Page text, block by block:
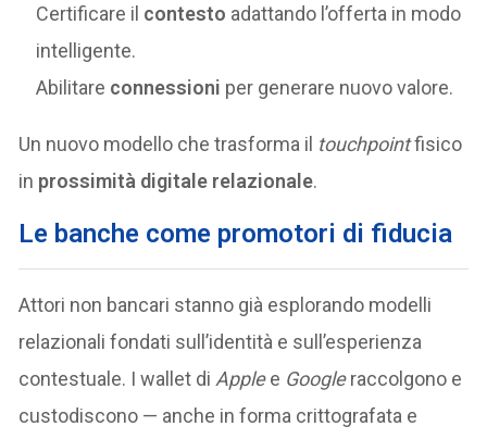
Certificare il contesto adattando l’offerta in modo
intelligente.
Abilitare connessioni per generare nuovo valore.
Un nuovo modello che trasforma il touchpointfisico
in prossimità digitale relazionale.
Le banche come promotori di fiducia
Attori non bancari stanno già esplorando modelli
relazionali fondati sull’identità e sull’esperienza
contestuale. I wallet di Applee Googleraccolgono e
custodiscono — anche in forma crittografata e